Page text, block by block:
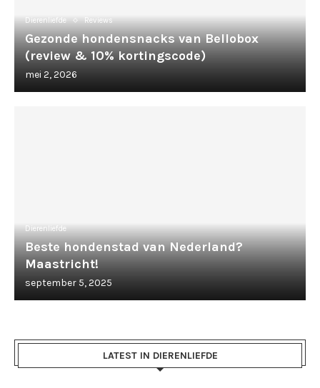
Dierenliefde Reviews
Gezonde hondensnacks van Bellobox
(review & 10% kortingscode)
mei 2, 2026
Dierenliefde
Beste hondenstad van Nederland?
Maastricht!
september 5, 2025
LATEST IN DIERENLIEFDE